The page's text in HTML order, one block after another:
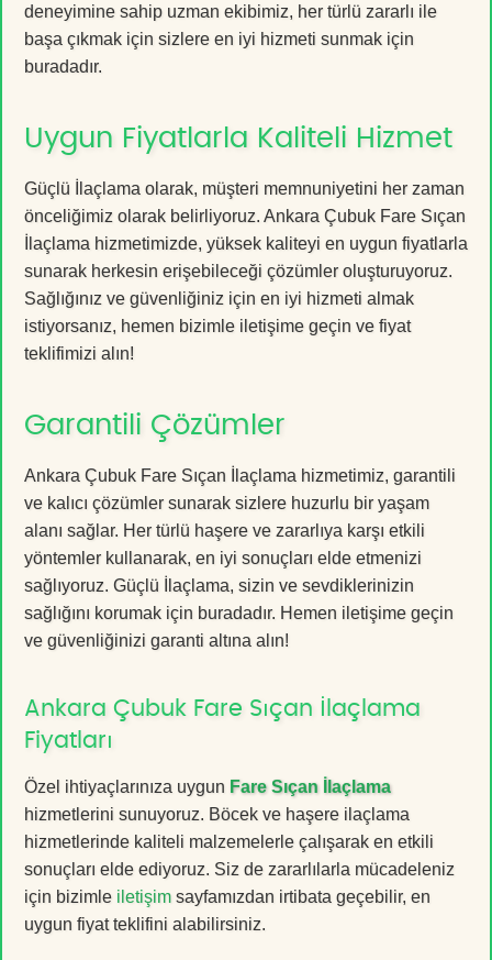
deneyimine sahip uzman ekibimiz, her türlü zararlı ile
başa çıkmak için sizlere en iyi hizmeti sunmak için
buradadır.
Uygun Fiyatlarla Kaliteli Hizmet
Güçlü İlaçlama olarak, müşteri memnuniyetini her zaman
önceliğimiz olarak belirliyoruz. Ankara Çubuk Fare Sıçan
İlaçlama hizmetimizde, yüksek kaliteyi en uygun fiyatlarla
sunarak herkesin erişebileceği çözümler oluşturuyoruz.
Sağlığınız ve güvenliğiniz için en iyi hizmeti almak
istiyorsanız, hemen bizimle iletişime geçin ve fiyat
teklifimizi alın!
Garantili Çözümler
Ankara Çubuk Fare Sıçan İlaçlama hizmetimiz, garantili
ve kalıcı çözümler sunarak sizlere huzurlu bir yaşam
alanı sağlar. Her türlü haşere ve zararlıya karşı etkili
yöntemler kullanarak, en iyi sonuçları elde etmenizi
sağlıyoruz. Güçlü İlaçlama, sizin ve sevdiklerinizin
sağlığını korumak için buradadır. Hemen iletişime geçin
ve güvenliğinizi garanti altına alın!
Ankara Çubuk Fare Sıçan İlaçlama
Fiyatları
Özel ihtiyaçlarınıza uygun Fare Sıçan İlaçlama
hizmetlerini sunuyoruz. Böcek ve haşere ilaçlama
hizmetlerinde kaliteli malzemelerle çalışarak en etkili
sonuçları elde ediyoruz. Siz de zararlılarla mücadeleniz
için bizimle iletişim sayfamızdan irtibata geçebilir, en
uygun fiyat teklifini alabilirsiniz.